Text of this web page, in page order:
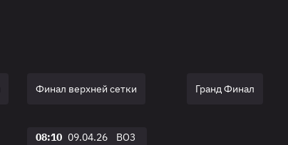
Финал верхней сетки
08:10 09.04.26
BO3
Гранд Финал